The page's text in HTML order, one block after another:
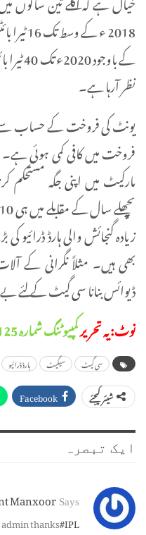
2018 ء
کے
نظر آرہا ہے۔
یونٹ کی فروخت کے حساب سے
فروخت میں کافی کمی ہوئی ہے۔
مارکیٹ میں اپنی جگہ
زیادہ گنجائش والی ہارڈ ڈرائیو
بھی ہیں۔ مثلاً نگرانی کے
ڈیوائس بنانا سی گیٹ کے لئے
نوٹ: یہ تحریرکمپیوٹنگ شمارہ 125
سی گیٹ سیگیٹ ہارڈ ڈرائیو
شیئر کیجئے Facebook
ایک تبصرہ
Manxoor Says
thanks#IPL